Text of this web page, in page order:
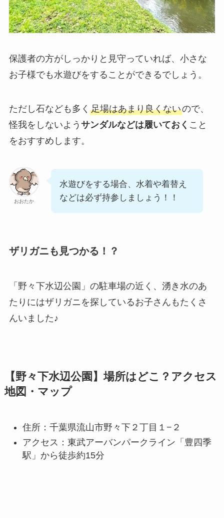
保護者の方がしっかりと見守っていれば、小さな
お子様でも水遊びをすることができるでしょう。
ただし石なども多く 足場はあまり良くないので、
怪我をしないよう サンダルなどは履いておく こと
をおすすめします。
おおたか
水遊びをする場合、水着や着替え
などは必ず持参しましょう！！
ザリガニも見つかる！？
「野々下水辺公園」の駐車場の近く、湧き水のあ
たりにはザリガニを探しているお子さんもたくさ
んいました♪
【野々下水辺公園】場所はどこ？アクセス
地図・マップ
住所：千葉県流山市野々下２丁目１−２
アクセス：東武アーバンパークライン「豊四季
駅」から徒歩約15分